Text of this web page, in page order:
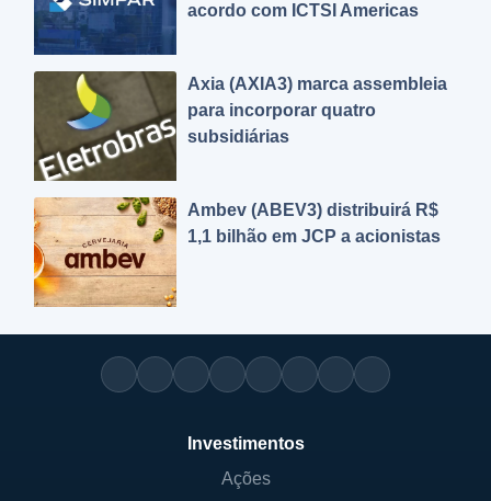
acordo com ICTSI Americas
Axia (AXIA3) marca assembleia
para incorporar quatro
subsidiárias
Ambev (ABEV3) distribuirá R$
1,1 bilhão em JCP a acionistas
Investimentos
Ações